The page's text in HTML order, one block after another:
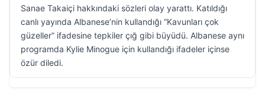
Sanae Takaiçi hakkındaki sözleri olay yarattı. Katıldığı
canlı yayında Albanese’nin kullandığı “Kavunları çok
güzeller” ifadesine tepkiler çığ gibi büyüdü. Albanese aynı
programda Kylie Minogue için kullandığı ifadeler içinse
özür diledi.